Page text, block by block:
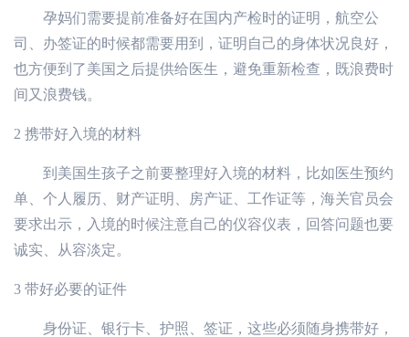
孕妈们需要提前准备好在国内产检时的证明，航空公
司、办签证的时候都需要用到，证明自己的身体状况良好，
也方便到了美国之后提供给医生，避免重新检查，既浪费时
间又浪费钱。
2 携带好入境的材料
到美国生孩子之前要整理好入境的材料，比如医生预约
单、个人履历、财产证明、房产证、工作证等，海关官员会
要求出示，入境的时候注意自己的仪容仪表，回答问题也要
诚实、从容淡定。
3 带好必要的证件
身份证、银行卡、护照、签证，这些必须随身携带好，